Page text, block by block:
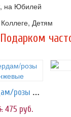
на Юбилей
Детям
Амстердам/розы оранжевые
475 руб.